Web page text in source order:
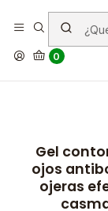
0
Gel
ojos
ojeras